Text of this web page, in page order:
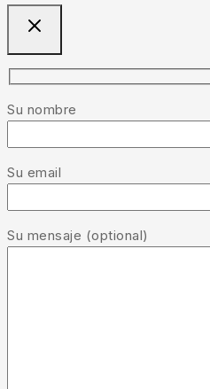
Su nombre
Su email
Su mensaje (optional)